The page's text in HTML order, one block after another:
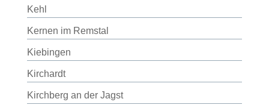
Kehl
Kernen im Remstal
Kiebingen
Kirchardt
Kirchberg an der Jagst